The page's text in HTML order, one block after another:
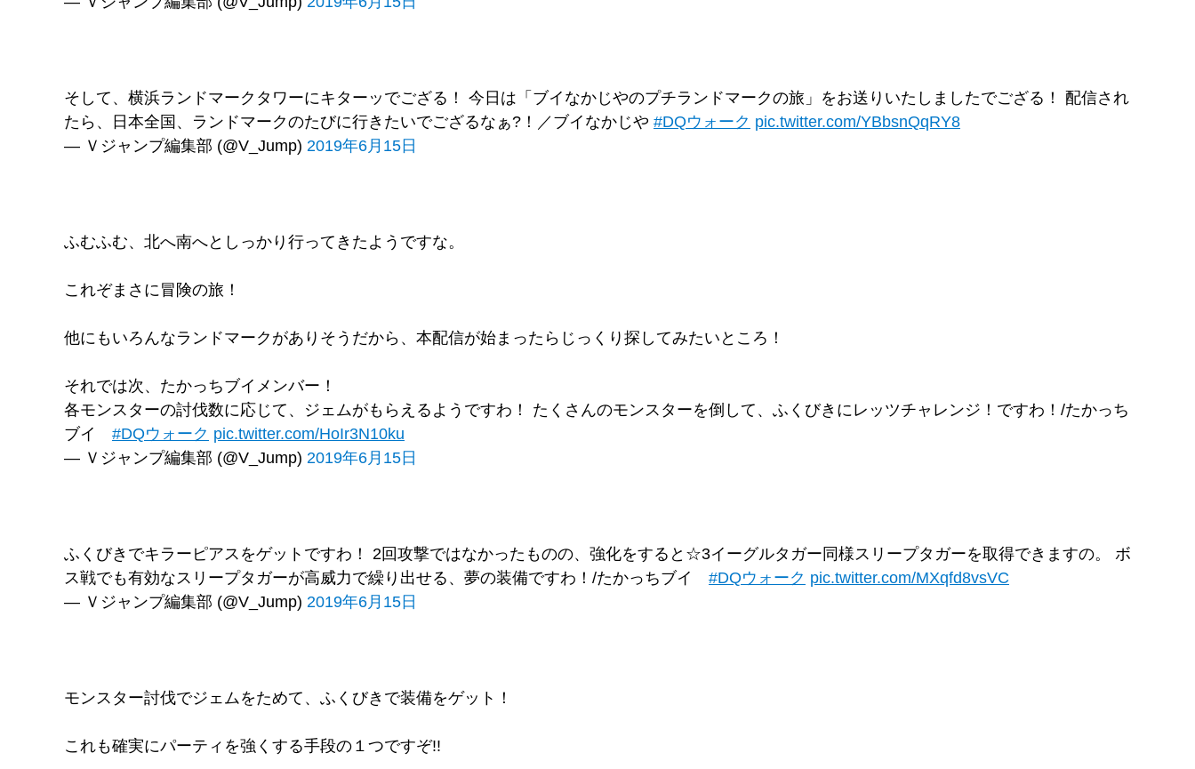
そして、横浜ランドマークタワーにキターッでござる！ 今日は「ブイなかじやのプチランドマークの旅」をお送りいたしましたでござる！ 配信され
たら、日本全国、ランドマークのたびに行きたいでござるなぁ?！／ブイなかじや #DQウォーク pic.twitter.com/YBbsnQqRY8
— Ｖジャンプ編集部 (@V_Jump) 2019年6月15日
ふむふむ、北へ南へとしっかり行ってきたようですな。
これぞまさに冒険の旅！
他にもいろんなランドマークがありそうだから、本配信が始まったらじっくり探してみたいところ！
それでは次、たかっちブイメンバー！
各モンスターの討伐数に応じて、ジェムがもらえるようですわ！ たくさんのモンスターを倒して、ふくびきにレッツチャレンジ！ですわ！/たかっち
ブイ #DQウォーク pic.twitter.com/HoIr3N10ku
— Ｖジャンプ編集部 (@V_Jump) 2019年6月15日
ふくびきでキラーピアスをゲットですわ！ 2回攻撃ではなかったものの、強化をすると☆3イーグルタガー同様スリープタガーを取得できますの。 ボ
ス戦でも有効なスリープタガーが高威力で繰り出せる、夢の装備ですわ！/たかっちブイ #DQウォーク pic.twitter.com/MXqfd8vsVC
— Ｖジャンプ編集部 (@V_Jump) 2019年6月15日
モンスター討伐でジェムをためて、ふくびきで装備をゲット！
これも確実にパーティを強くする手段の１つですぞ!!